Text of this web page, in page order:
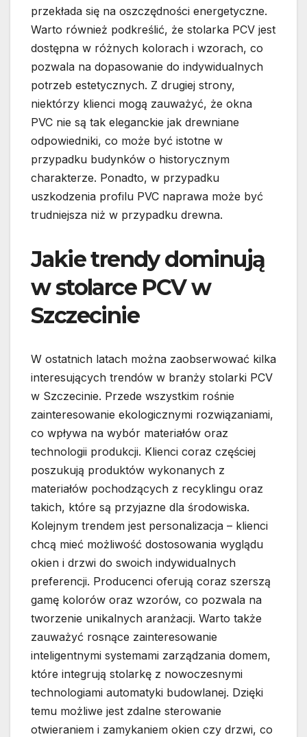
przekłada się na oszczędności energetyczne.
Warto również podkreślić, że stolarka PCV jest
dostępna w różnych kolorach i wzorach, co
pozwala na dopasowanie do indywidualnych
potrzeb estetycznych. Z drugiej strony,
niektórzy klienci mogą zauważyć, że okna
PVC nie są tak eleganckie jak drewniane
odpowiedniki, co może być istotne w
przypadku budynków o historycznym
charakterze. Ponadto, w przypadku
uszkodzenia profilu PVC naprawa może być
trudniejsza niż w przypadku drewna.
Jakie trendy dominują
w stolarce PCV w
Szczecinie
W ostatnich latach można zaobserwować kilka
interesujących trendów w branży stolarki PCV
w Szczecinie. Przede wszystkim rośnie
zainteresowanie ekologicznymi rozwiązaniami,
co wpływa na wybór materiałów oraz
technologii produkcji. Klienci coraz częściej
poszukują produktów wykonanych z
materiałów pochodzących z recyklingu oraz
takich, które są przyjazne dla środowiska.
Kolejnym trendem jest personalizacja – klienci
chcą mieć możliwość dostosowania wyglądu
okien i drzwi do swoich indywidualnych
preferencji. Producenci oferują coraz szerszą
gamę kolorów oraz wzorów, co pozwala na
tworzenie unikalnych aranżacji. Warto także
zauważyć rosnące zainteresowanie
inteligentnymi systemami zarządzania domem,
które integrują stolarkę z nowoczesnymi
technologiami automatyki budowlanej. Dzięki
temu możliwe jest zdalne sterowanie
otwieraniem i zamykaniem okien czy drzwi, co